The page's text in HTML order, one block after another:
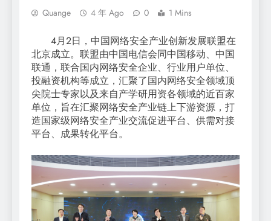
Quange 4 年 Ago 0 1 Mins
4月2日，中国网络安全产业创新发展联盟在
北京成立。联盟由中国电信会同中国移动、中国
联通，联合国内网络安全企业、行业用户单位、
投融资机构等成立，汇聚了国内网络安全领域顶
尖院士专家以及来自产学研用资各领域的近百家
单位，旨在汇聚网络安全产业链上下游资源，打
造国家级网络安全产业交流促进平台、供需对接
平台、成果转化平台。